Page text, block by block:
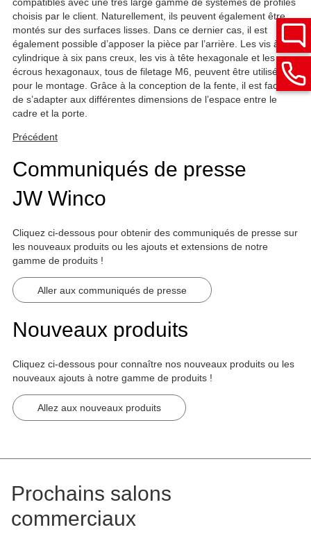
choisis par le client. Naturellement, ils peuvent également être
montés sur des surfaces lisses. Dans ce dernier cas, il est
également possible d’apposer la pièce par l’arrière. Les vis à tête
cylindrique à six pans creux, les vis à tête hexagonale et les
écrous hexagonaux, tous de filetage M6, peuvent être utilisés
pour le montage. Grâce à la conception de la fente, il est facile
de s’adapter aux différentes dimensions de l’espace entre le
cadre et la porte.
Précédent
Communiqués de presse
JW Winco
Cliquez ci-dessous pour obtenir des communiqués de presse sur
les nouveaux produits ou les ajouts et extensions de notre
gamme de produits !
Aller aux communiqués de presse
Nouveaux produits
Cliquez ci-dessous pour connaître nos nouveaux produits ou les
nouveaux ajouts à notre gamme de produits !
Allez aux nouveaux produits
Prochains salons
commerciaux